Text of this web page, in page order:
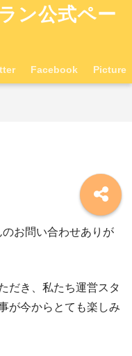
ン公式ペー
Facebook Picture
お問い合わせありが
だき、私たち運営スタ
が今からとても楽しみ